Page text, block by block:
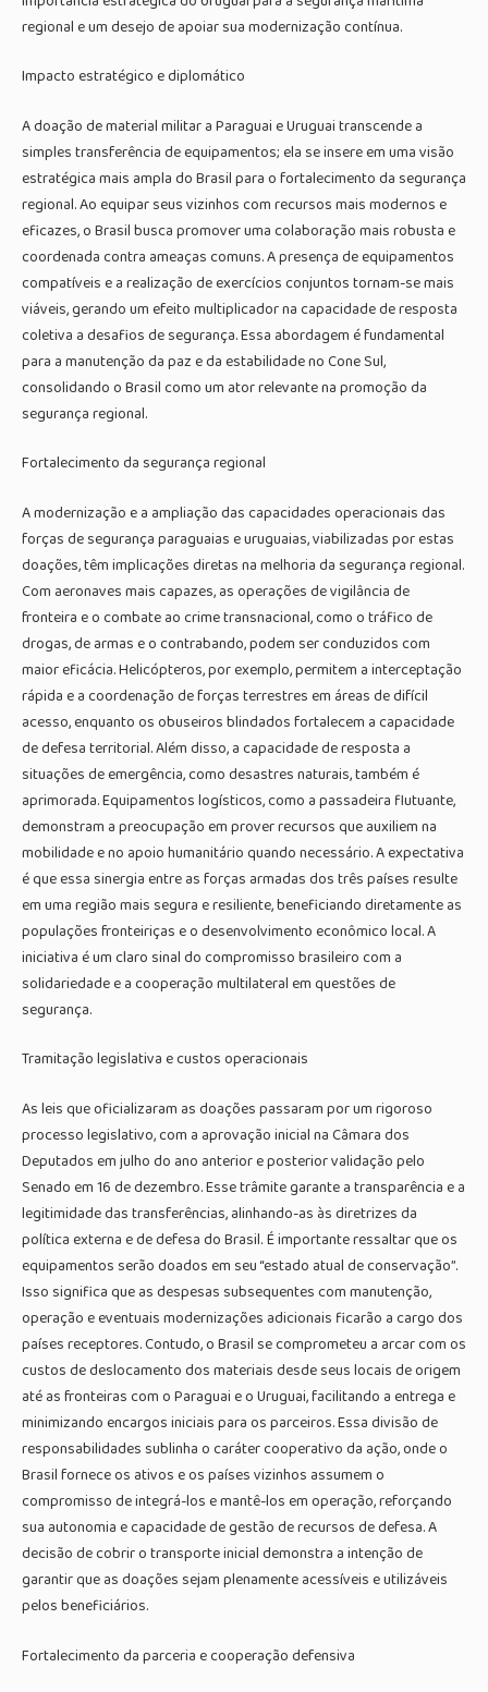
regional e um desejo de apoiar sua modernização contínua.
Impacto estratégico e diplomático
A doação de material militar a Paraguai e Uruguai transcende a
simples transferência de equipamentos; ela se insere em uma visão
estratégica mais ampla do Brasil para o fortalecimento da segurança
regional. Ao equipar seus vizinhos com recursos mais modernos e
eficazes, o Brasil busca promover uma colaboração mais robusta e
coordenada contra ameaças comuns. A presença de equipamentos
compatíveis e a realização de exercícios conjuntos tornam-se mais
viáveis, gerando um efeito multiplicador na capacidade de resposta
coletiva a desafios de segurança. Essa abordagem é fundamental
para a manutenção da paz e da estabilidade no Cone Sul,
consolidando o Brasil como um ator relevante na promoção da
segurança regional.
Fortalecimento da segurança regional
A modernização e a ampliação das capacidades operacionais das
forças de segurança paraguaias e uruguaias, viabilizadas por estas
doações, têm implicações diretas na melhoria da segurança regional.
Com aeronaves mais capazes, as operações de vigilância de
fronteira e o combate ao crime transnacional, como o tráfico de
drogas, de armas e o contrabando, podem ser conduzidos com
maior eficácia. Helicópteros, por exemplo, permitem a interceptação
rápida e a coordenação de forças terrestres em áreas de difícil
acesso, enquanto os obuseiros blindados fortalecem a capacidade
de defesa territorial. Além disso, a capacidade de resposta a
situações de emergência, como desastres naturais, também é
aprimorada. Equipamentos logísticos, como a passadeira flutuante,
demonstram a preocupação em prover recursos que auxiliem na
mobilidade e no apoio humanitário quando necessário. A expectativa
é que essa sinergia entre as forças armadas dos três países resulte
em uma região mais segura e resiliente, beneficiando diretamente as
populações fronteiriças e o desenvolvimento econômico local. A
iniciativa é um claro sinal do compromisso brasileiro com a
solidariedade e a cooperação multilateral em questões de
segurança.
Tramitação legislativa e custos operacionais
As leis que oficializaram as doações passaram por um rigoroso
processo legislativo, com a aprovação inicial na Câmara dos
Deputados em julho do ano anterior e posterior validação pelo
Senado em 16 de dezembro. Esse trâmite garante a transparência e a
legitimidade das transferências, alinhando-as às diretrizes da
política externa e de defesa do Brasil. É importante ressaltar que os
equipamentos serão doados em seu “estado atual de conservação”.
Isso significa que as despesas subsequentes com manutenção,
operação e eventuais modernizações adicionais ficarão a cargo dos
países receptores. Contudo, o Brasil se comprometeu a arcar com os
custos de deslocamento dos materiais desde seus locais de origem
até as fronteiras com o Paraguai e o Uruguai, facilitando a entrega e
minimizando encargos iniciais para os parceiros. Essa divisão de
responsabilidades sublinha o caráter cooperativo da ação, onde o
Brasil fornece os ativos e os países vizinhos assumem o
compromisso de integrá-los e mantê-los em operação, reforçando
sua autonomia e capacidade de gestão de recursos de defesa. A
decisão de cobrir o transporte inicial demonstra a intenção de
garantir que as doações sejam plenamente acessíveis e utilizáveis
pelos beneficiários.
Fortalecimento da parceria e cooperação defensiva